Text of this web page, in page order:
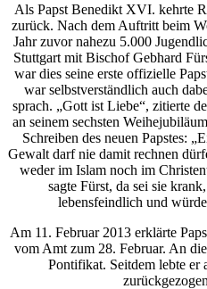
Als Papst Benedikt XVI. kehrte
zurück. Nach dem Auftritt beim
Jahr zuvor nahezu 5.000
Stuttgart mit Bischof Gebhard
war dies seine erste offizielle
war selbstverständlich auch
sprach. „Gott ist Liebe“, zitierte
an seinem sechsten
Schreiben des neuen Papstes:
Gewalt darf nie damit rechnen
weder im Islam noch im
sagte Fürst, da sei sie
lebensfeindlich und
Am 11. Februar 2013 erklärte
vom Amt zum 28. Februar. An
Pontifikat. Seitdem lebte er